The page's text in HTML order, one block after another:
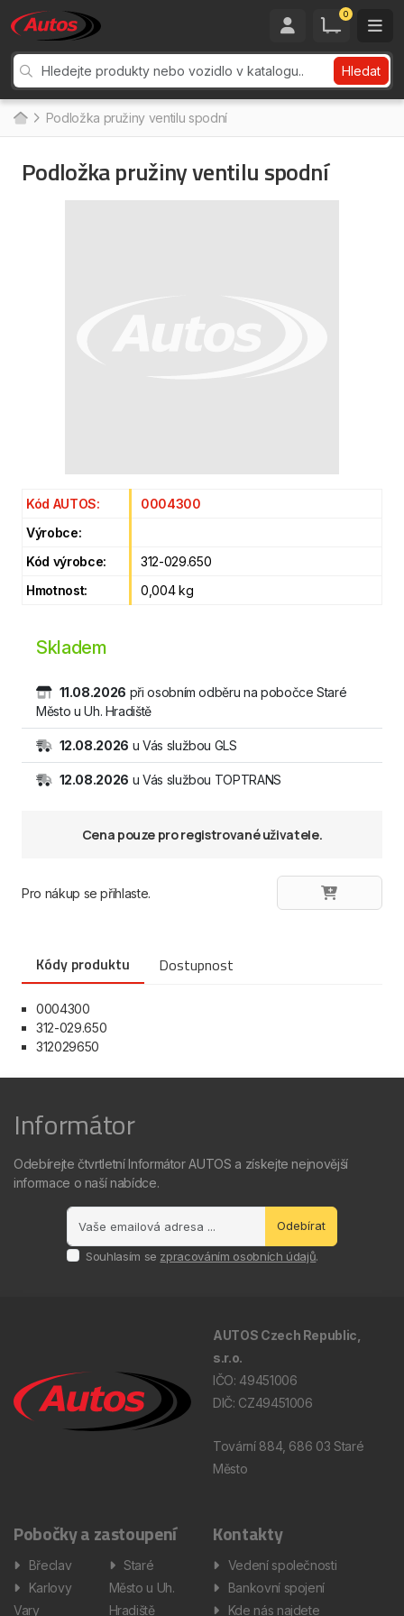
0
Hledat
Podložka pružiny ventilu spodní
Podložka pružiny ventilu spodní
Kód AUTOS:
0004300
Výrobce:
Kód výrobce:
312-029.650
Hmotnost:
0,004 kg
Skladem
11.08.2026 při osobním odběru na pobočce Staré
Město u Uh. Hradiště
12.08.2026 u Vás službou GLS
12.08.2026 u Vás službou TOPTRANS
Cena pouze pro registrované uživatele.
Pro nákup se přihlaste.
Kódy produktu Dostupnost
0004300
312-029.650
312029650
Informátor
Odebírejte čtvrtletní Informátor AUTOS a získejte nejnovější
informace o naší nabídce.
Odebírat
Souhlasím se zpracováním osobních údajů.
AUTOS Czech Republic,
s.r.o.
IČO: 49451006
DIČ: CZ49451006
Tovární 884, 686 03 Staré
Město
Pobočky a zastoupení
Břeclav
Karlovy
Vary
Staré
Město u Uh.
Hradiště
Kontakty
Vedení společnosti
Bankovní spojení
Kde nás najdete